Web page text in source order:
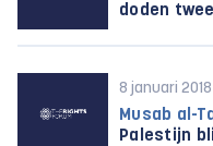
doden
8 januari 2018
Musab al-
Palestijn